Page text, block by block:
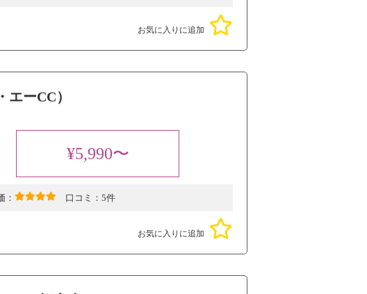
お気に入りに追加
ーCC）
¥5,990〜
： 口コミ：5件
お気に入りに追加